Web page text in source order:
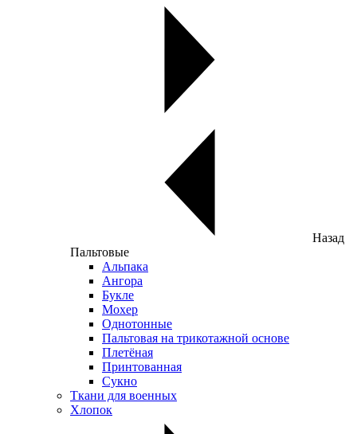
Назад
Пальтовые
Альпака
Ангора
Букле
Мохер
Однотонные
Пальтовая на трикотажной основе
Плетёная
Принтованная
Сукно
Ткани для военных
Хлопок